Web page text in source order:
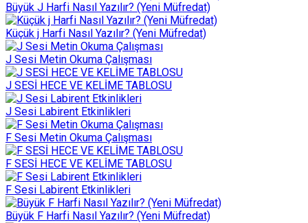
Büyük J Harfi Nasıl Yazılır? (Yeni Müfredat)
Küçük j Harfi Nasıl Yazılır? (Yeni Müfredat)
J Sesi Metin Okuma Çalışması
J SESİ HECE VE KELİME TABLOSU
J Sesi Labirent Etkinlikleri
F Sesi Metin Okuma Çalışması
F SESİ HECE VE KELİME TABLOSU
F Sesi Labirent Etkinlikleri
Büyük F Harfi Nasıl Yazılır? (Yeni Müfredat)